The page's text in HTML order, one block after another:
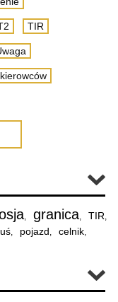
TIR
, granica, TIR,
, pojazd, celnik,